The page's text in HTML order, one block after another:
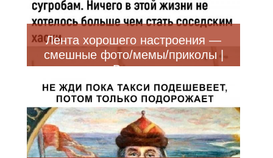
Лента хорошего настроения —
смешные фото/мемы/приколы |
Bugaga